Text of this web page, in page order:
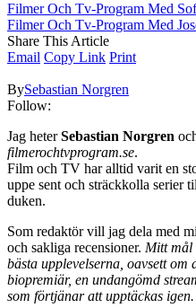
Filmer Och Tv-Program Med
Filmer Och Tv-Program Med
Share This Article
Email Copy Link Print
BySebastian Norgren
Follow:
Jag heterSebastian Norgren
filmerochtvprogram.se.
Film och TV har alltid varit en
uppe sent och sträckkolla serier
duken.
Som redaktör vill jag dela med
och sakliga recensioner. Mitt mål
bästa upplevelserna, oavsett om
biopremiär, en undangömd
som förtjänar att upptäckas igen.